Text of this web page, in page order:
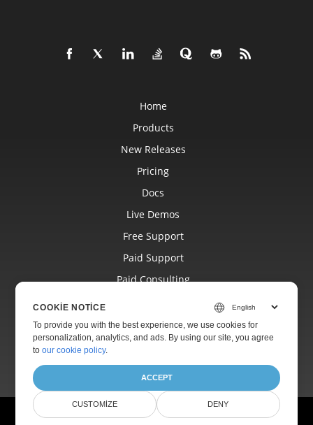
Ask Aspose.TeX AI assistant anything
Home
Products
New Releases
Pricing
Docs
Live Demos
Free Support
Paid Support
Paid Consulting
Websites
About
© Aspose Pty Ltd 2001-2026.
COOKIE NOTICE
To provide you with the best experience, we use cookies for
personalization, analytics, and ads. By using our site, you agree
toour cookie policy.
ACCEPT
CUSTOMIZE DENY